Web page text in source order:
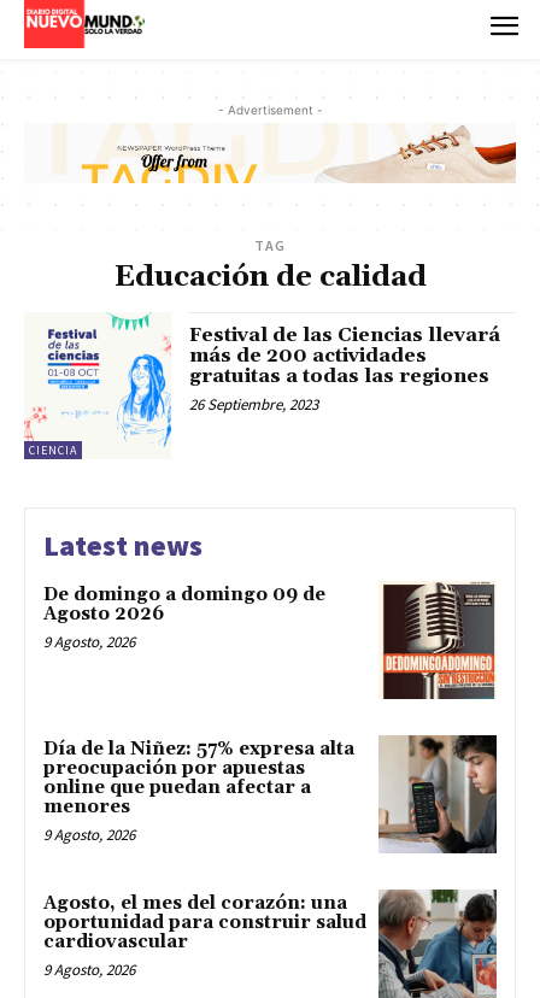
- Advertisement -
TAG
Educación de calidad
CIENCIA
Festival de las Ciencias llevará
más de 200 actividades
gratuitas a todas las regiones
26 Septiembre, 2023
Latest news
De domingo a domingo 09 de
Agosto 2026
9 Agosto, 2026
Día de la Niñez: 57% expresa alta
preocupación por apuestas
online que puedan afectar a
menores
9 Agosto, 2026
Agosto, el mes del corazón: una
oportunidad para construir salud
cardiovascular
9 Agosto, 2026